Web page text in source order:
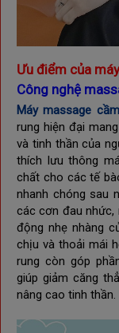
Ưu điểm của
Công nghệ
Máy massage
rung hiện đại
và tinh thần của
thích lưu thông
chất cho các tế
nhanh chóng sau
các cơn đau
động nhẹ nhàng
chịu và thoải mái
rung còn góp
giúp giảm căng
nâng cao tinh thần.